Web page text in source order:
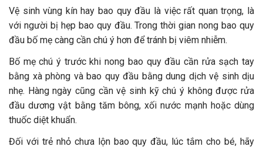
Vệ sinh vùng kín hay bao quy đầu là việc rất quan trọng, là
với người bị hẹp bao quy đầu. Trong thời gian nong bao quy
đầu bố mẹ càng cần chú ý hơn để tránh bị viêm nhiễm.
Bố mẹ chú ý trước khi nong bao quy đầu cần rửa sạch tay
bằng xà phòng và bao quy đầu bằng dung dịch vệ sinh dịu
nhẹ. Hàng ngày cũng cần vệ sinh kỹ chú ý không được rửa
đầu dương vật bằng tăm bông, xối nước mạnh hoặc dùng
thuốc diệt khuẩn.
Đối với trẻ nhỏ chưa lộn bao quy đầu, lúc tắm cho bé, hãy